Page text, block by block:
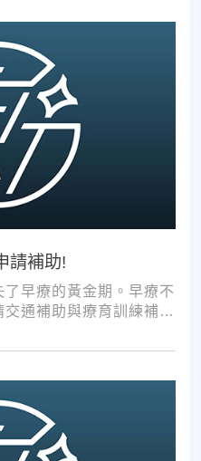
請補助!
早療的黃金期。早療不
通補助與療育訓練補